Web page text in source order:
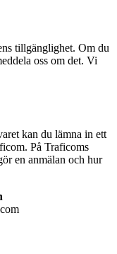
tillgänglighet. Om du
oss om det. Vi
kan du lämna in ett
På Traficoms
en anmälan och hur